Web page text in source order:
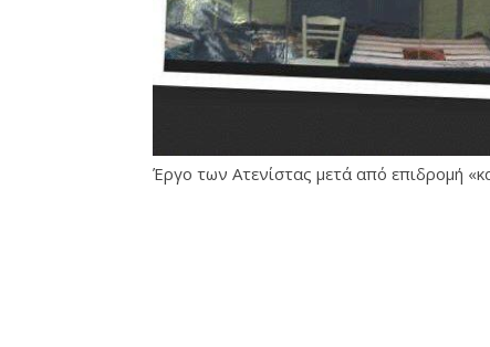
Έργο των Ατενίστας μετά από επιδρομή